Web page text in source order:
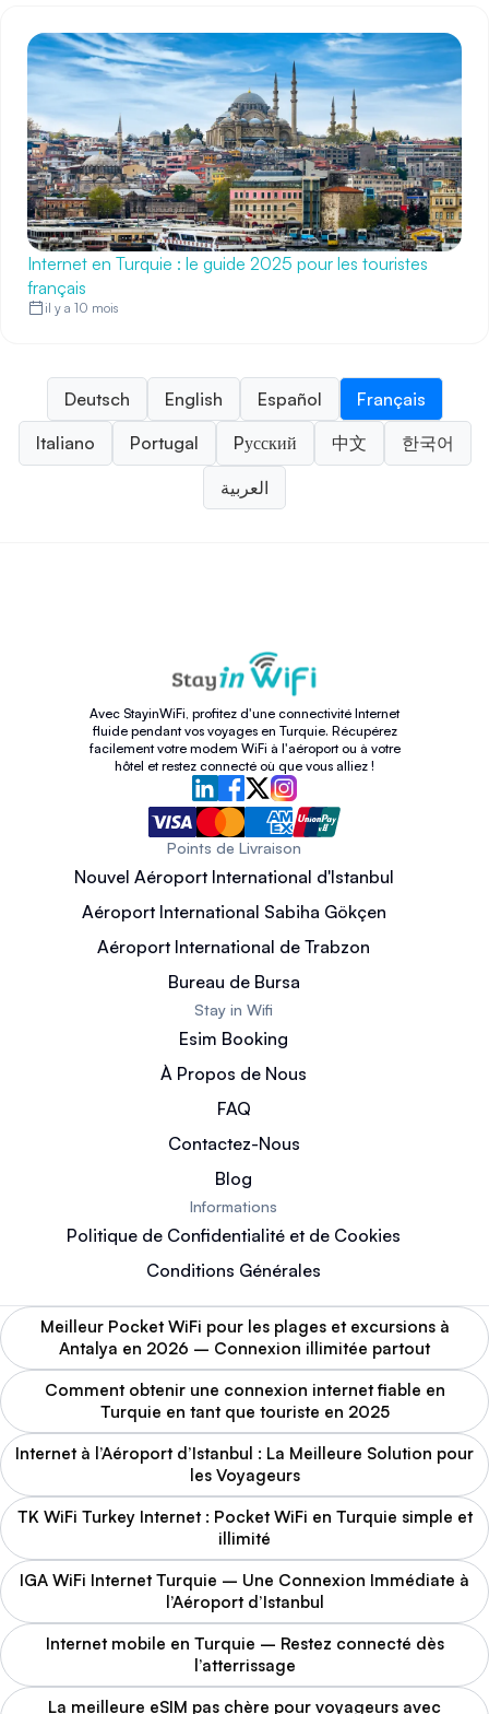
Internet en Turquie : le guide 2025 pour les touristes
français
il y a 10 mois
Deutsch English Español
Français
Italiano
Portugal Pусский 中文 한국어
العربية
Avec StayinWiFi, profitez d'une connectivité Internet
fluide pendant vos voyages en Turquie. Récupérez
facilement votre modem WiFi à l'aéroport ou à votre
hôtel et restez connecté où que vous alliez !
Points de Livraison
Nouvel Aéroport International d'Istanbul
Aéroport International Sabiha Gökçen
Aéroport International de Trabzon
Bureau de Bursa
Stay in Wifi
Esim Booking
À Propos de Nous
FAQ
Contactez-Nous
Blog
Informations
Politique de Confidentialité et de Cookies
Conditions Générales
Meilleur Pocket WiFi pour les plages et excursions à
Antalya en 2026 – Connexion illimitée partout
Comment obtenir une connexion internet fiable en
Turquie en tant que touriste en 2025
Internet à l’Aéroport d’Istanbul : La Meilleure Solution pour
les Voyageurs
TK WiFi Turkey Internet : Pocket WiFi en Turquie simple et
illimité
IGA WiFi Internet Turquie – Une Connexion Immédiate à
l’Aéroport d’Istanbul
Internet mobile en Turquie – Restez connecté dès
l’atterrissage
La meilleure eSIM pas chère pour voyageurs avec